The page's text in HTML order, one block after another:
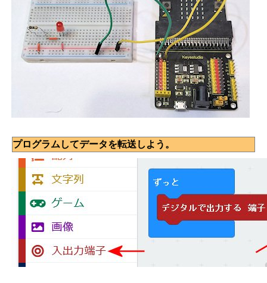
プログラムしてデータを転送しよう。